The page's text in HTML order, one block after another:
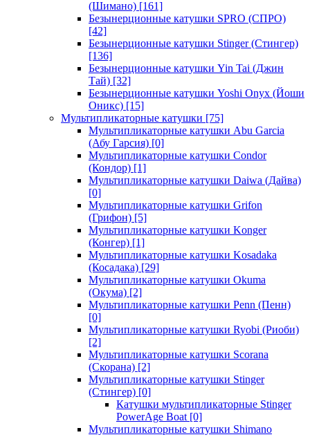
(Шимано) [161]
Безынерционные катушки SPRO (СПРО)
[42]
Безынерционные катушки Stinger (Стингер)
[136]
Безынерционные катушки Yin Tai (Джин
Тай) [32]
Безынерционные катушки Yoshi Onyx (Йоши
Оникс) [15]
Мультипликаторные катушки [75]
Мультипликаторные катушки Abu Garcia
(Абу Гарсия) [0]
Мультипликаторные катушки Condor
(Кондор) [1]
Мультипликаторные катушки Daiwa (Дайва)
[0]
Мультипликаторные катушки Grifon
(Грифон) [5]
Мультипликаторные катушки Konger
(Конгер) [1]
Мультипликаторные катушки Kosadaka
(Косадака) [29]
Мультипликаторные катушки Okuma
(Окума) [2]
Мультипликаторные катушки Penn (Пенн)
[0]
Мультипликаторные катушки Ryobi (Риоби)
[2]
Мультипликаторные катушки Scorana
(Скорана) [2]
Мультипликаторные катушки Stinger
(Стингер) [0]
Катушки мультипликаторные Stinger
PowerAge Boat [0]
Мультипликаторные катушки Shimano